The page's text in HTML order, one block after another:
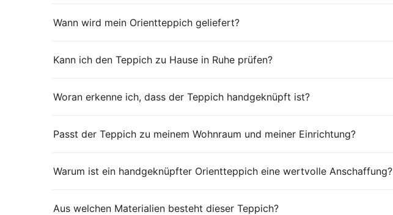
Wann wird mein Orientteppich geliefert?
Kann ich den Teppich zu Hause in Ruhe prüfen?
Woran erkenne ich, dass der Teppich handgeknüpft ist?
Passt der Teppich zu meinem Wohnraum und meiner Einrichtung?
Warum ist ein handgeknüpfter Orientteppich eine wertvolle Anschaffung?
Aus welchen Materialien besteht dieser Teppich?